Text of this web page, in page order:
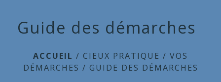
Guide des démarches
ACCUEIL / CIEUX PRATIQUE / VOS
DÉMARCHES / GUIDE DES DÉMARCHES